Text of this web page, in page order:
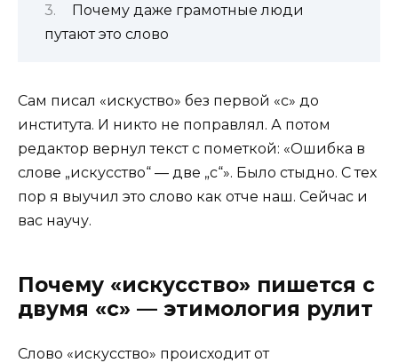
Почему даже грамотные люди
путают это слово
Сам писал «искуство» без первой «с» до
института. И никто не поправлял. А потом
редактор вернул текст с пометкой: «Ошибка в
слове „искусство“ — две „с“». Было стыдно. С тех
пор я выучил это слово как отче наш. Сейчас и
вас научу.
Почему «искусство» пишется с
двумя «с» — этимология рулит
Слово «искусство» происходит от